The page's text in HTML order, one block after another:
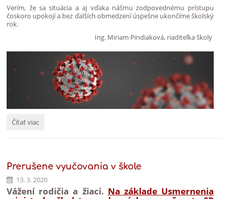
Verím, že sa situácia a aj vďaka nášmu zodpovednému prístupu
čoskoro upokojí a bez ďalších obmedzení úspešne ukončíme školský
rok.
Ing. Miriam Pindiaková, riaditeľka školy
Výzva
študentov!:
Čítať viac
Prerušene vyučovania v škole
13. 3. 2020
Vážení rodičia a žiaci. Na základe Usmernenia